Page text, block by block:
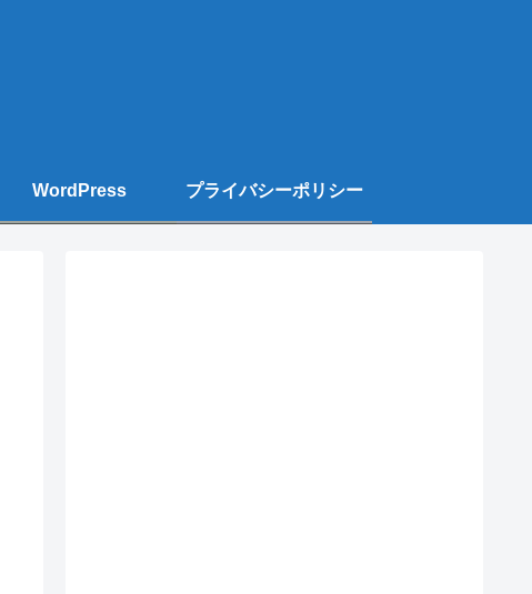
WordPress プライバシーポリシー